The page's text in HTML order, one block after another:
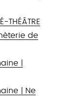
THÉÂTRE
de
|
| Ne